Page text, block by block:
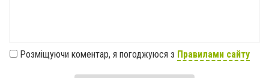
Розміщуючи коментар, я погоджуюся з Правилами сайту